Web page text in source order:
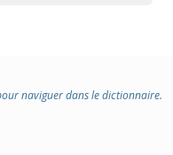
naviguer dans le dictionnaire.